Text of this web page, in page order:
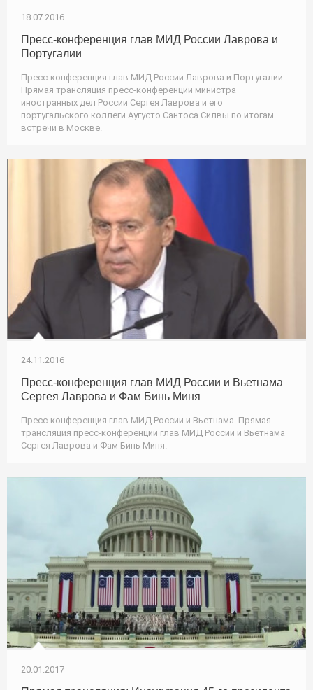
18.07.2016
Пресс-конференция глав МИД России Лаврова и
Португалии
Пресс-конференция глав МИД России Лаврова и Португалии
Прямая трансляция пресс-конференции министра
иностранных дел России Сергея Лаврова и его
португальского коллеги Аугусто Сантоса Силвы по итогам
встречи в Москве.
24.11.2016
Пресс-конференция глав МИД России и Вьетнама
Сергея Лаврова и Фам Бинь Миня
Пресс-конференция глав МИД России и Вьетнама. Прямая
трансляция пресс-конференции глав МИД России и Вьетнама
Сергея Лаврова и Фам Бинь Миня.
20.01.2017